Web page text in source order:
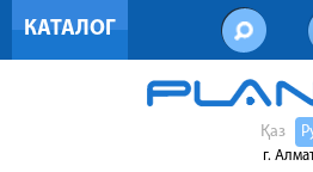
КАТАЛОГ
Қаз
г.